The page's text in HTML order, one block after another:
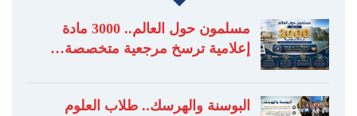
مسلمون حول العالم.. 3000 مادة
إعلامية ترسخ مرجعية متخصصة…
البوسنة والهرسك.. طلاب العلوم